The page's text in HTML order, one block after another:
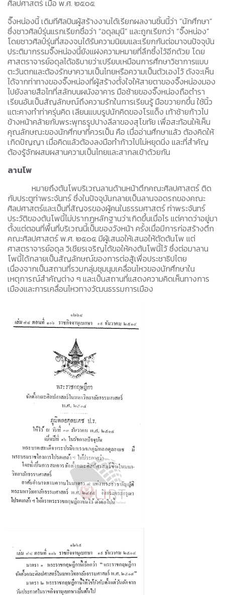
ศิลปศาสตร์ เมื่อ พ.ศ. ๒๕๐๕
จิ๊งหน่องนี้ เดิมทีศิลปินผู้สร้างงานได้เรียกผลงานชิ้นนี้ว่า “นักศึกษา”
ซึ่งชาวศิลป์รุ่นแรกเรียกชื่อว่า “อดุลมุนี” และถูกเรียกว่า “จิ๊งหน่อง”
โดยชาวศิลป์รุ่นที่สองจนได้รับความนิยมและเรียกกันต่อมาจนปัจจุบัน
ประติมากรรมจิ๊งหน่องนี้ยังแฝงความหมายที่ลึกซึ้งไว้อีกด้วย โดย
ศาสตราจารย์อดุลได้อธิบายว่าเปรียบเหมือนการศึกษาวิชาการแบบ
ตะวันตกและต้องรักษาความเป็นไทยหรือความเป็นตัวเองไว้ ดังจะเห็น
ได้จากท่าทางของจิ๊งหน่องที่ผู้สร้างตั้งใจให้สายตาของจิ๊งหน่องมอง
ไปยังลายสือไทที่สลักบนผนังอาคาร มือซ้ายของจิ๊งหน่องถือตำรา
เรียนอันเป็นสัญลักษณ์ถึงความรักในการเรียนรู้ มือขวายกขึ้น ใช้นิ้ว
แตะคางทำท่าครุ่นคิด เลียนแบบรูปนักคิดของโรแด็ง เท้าซ้ายก้าวไป
ข้างหน้าคล้ายกับพระพุทธรูปปางลีลาของสุโขทัย เพื่อสะท้อนให้เห็น
คุณลักษณะของนักศึกษาที่ควรเป็น คือ เมื่ออ่านศึกษาแล้ว ต้องคิดให้
เกิดปัญญา เมื่อคิดแล้วต้องลงมือทำก้าวไปไม่หยุดนิ่ง และที่สำคัญ
ต้องรู้จักผสมผสานความเป็นไทยและสากลเข้าด้วยกัน
ลานโพ
หมายถึงต้นโพบริเวณลานด้านหน้าตึกคณะศิลปศาสตร์ ติด
กับประตูท่าพระจันทร์ ซึ่งในปัจจุบันกลายเป็นลานจอดรถของคณะ
ศิลปศาสตร์และเป็นที่สัญจรของผู้คนในธรรมศาสตร์ ท่าพระจันทร์
ประวัติของต้นโพนี้ไม่ปรากฏหลักฐานว่าเกิดขึ้นเมื่อไร แต่คาดว่าอยู่มา
ตั้งแต่ตอนที่พื้นที่บริเวณนี้เป็นของวังหน้า ครั้งเมื่อมีการก่อสร้างตึก
คณะศิลปศาสตร์ พ.ศ. ๒๕๐๕ มีผู้เสนอให้เสนอให้ตัดต้นโพ แต่
ศาสตราจารย์อดุล วิเชียรเจริญได้ขอให้คงต้นโพนี้ไว้ ซึ่งต่อมาลาน
โพนี้ได้กลายเป็นสัญลักษณ์ของการต่อสู้เพื่อประชาธิปไตย
เนื่องจากเป็นสถานที่รวมกลุ่มชุมนุมเคลื่อนไหวของนักศึกษาใน
เหตุการณ์สำคัญต่าง ๆ และเป็นสถานที่แสดงความคิดเห็นทางการ
เมืองและการเคลื่อนไหวทางวัฒนธรรมการเมือง